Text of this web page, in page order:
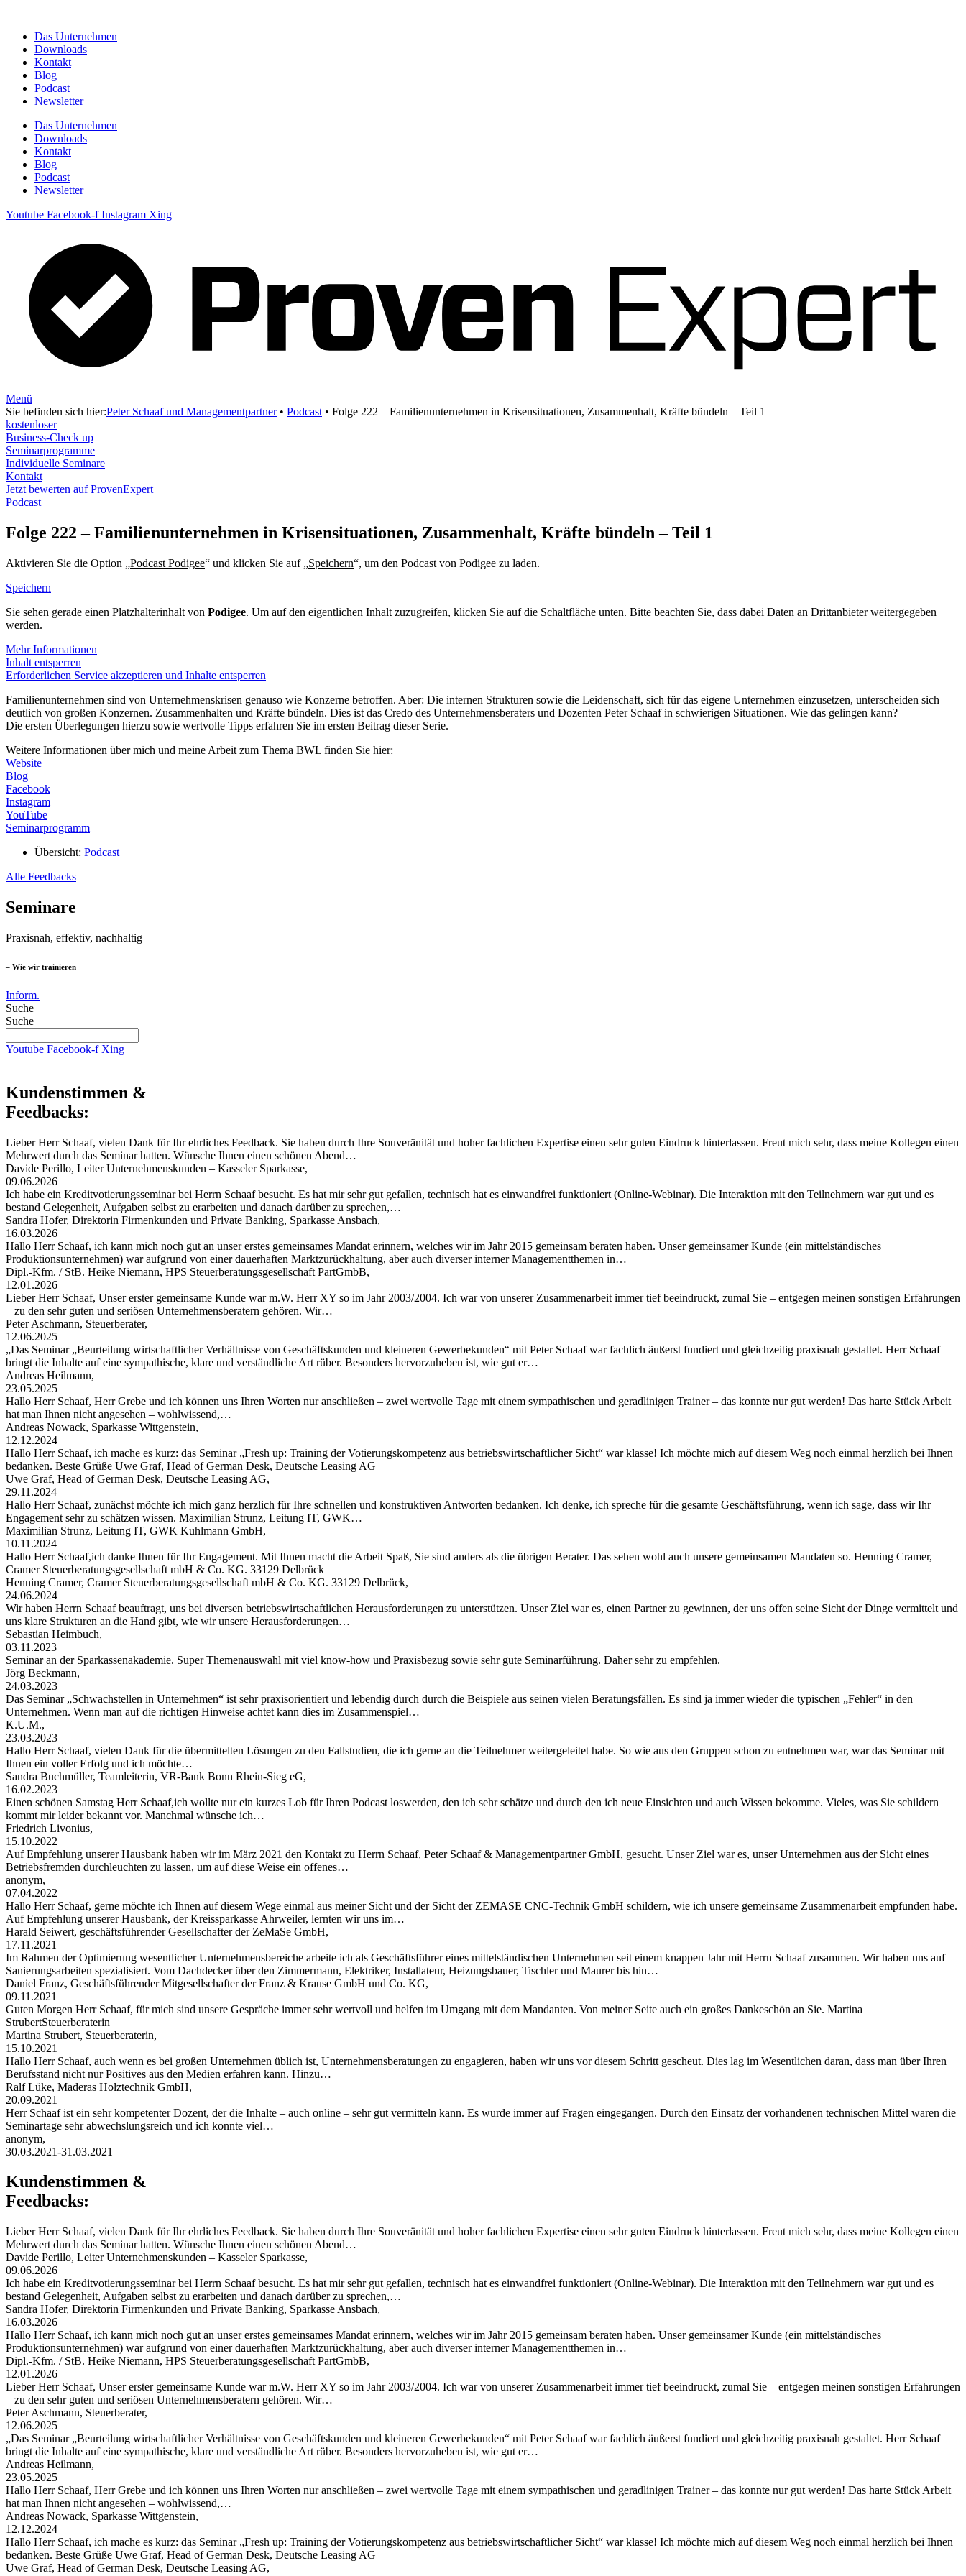
springenDas Unternehmen
Downloads
Kontakt
Blog
Podcast
Newsletter
Das Unternehmen
Downloads
Kontakt
Blog
Podcast
Newsletter
Youtube Facebook-f Instagram Xing
Menü
Sie befinden sich hier:Peter Schaaf und Managementpartner• Podcast • Folge 222 – Familienunternehmen in Krisensituationen, Zusammenhalt, Kräfte bündeln – Teil 1
kostenloser
Business-Check up
Seminarprogramme
Individuelle Seminare
Kontakt
Jetzt bewerten auf ProvenExpert
Podcast
Folge 222 – Familienunternehmen in Krisensituationen, Zusammenhalt, Kräfte bündeln – Teil 1
Aktivieren Sie die Option „Podcast Podigee“ und klicken Sie auf „Speichern“, um den Podcast von Podigee zu laden.
Speichern
Sie sehen gerade einen Platzhalterinhalt von Podigee. Um auf den eigentlichen Inhalt zuzugreifen, klicken Sie auf die Schaltfläche unten. Bitte beachten Sie, dass dabei Daten an Drittanbieter weitergegeben
werden.
Mehr Informationen
Inhalt entsperren
Erforderlichen Service akzeptieren und Inhalte entsperren
Familienunternehmen sind von Unternehmenskrisen genauso wie Konzerne betroffen. Aber: Die internen Strukturen sowie die Leidenschaft, sich für das eigene Unternehmen einzusetzen, unterscheiden sich
deutlich von großen Konzernen. Zusammenhalten und Kräfte bündeln. Dies ist das Credo des Unternehmensberaters und Dozenten Peter Schaaf in schwierigen Situationen. Wie das gelingen kann?
Die ersten Überlegungen hierzu sowie wertvolle Tipps erfahren Sie im ersten Beitrag dieser Serie.
Weitere Informationen über mich und meine Arbeit zum Thema BWL finden Sie hier:
Website
Blog
Facebook
Instagram
YouTube
Seminarprogramm
Übersicht: Podcast
Alle Feedbacks
Seminare
Praxisnah, effektiv, nachhaltig
– Wie wir trainieren
Inform.
Suche
Suche
Youtube Facebook-f Xing
Kundenstimmen &
Feedbacks:
Lieber Herr Schaaf, vielen Dank für Ihr ehrliches Feedback. Sie haben durch Ihre Souveränität und hoher fachlichen Expertise einen sehr guten Eindruck hinterlassen. Freut mich sehr, dass meine Kollegen einen
Mehrwert durch das Seminar hatten. Wünsche Ihnen einen schönen Abend…
Davide Perillo, Leiter Unternehmenskunden – Kasseler Sparkasse,
09.06.2026
Ich habe ein Kreditvotierungsseminar bei Herrn Schaaf besucht. Es hat mir sehr gut gefallen, technisch hat es einwandfrei funktioniert (Online-Webinar). Die Interaktion mit den Teilnehmern war gut und es
bestand Gelegenheit, Aufgaben selbst zu erarbeiten und danach darüber zu sprechen,…
Sandra Hofer, Direktorin Firmenkunden und Private Banking, Sparkasse Ansbach,
16.03.2026
Hallo Herr Schaaf, ich kann mich noch gut an unser erstes gemeinsames Mandat erinnern, welches wir im Jahr 2015 gemeinsam beraten haben. Unser gemeinsamer Kunde (ein mittelständisches
Produktionsunternehmen) war aufgrund von einer dauerhaften Marktzurückhaltung, aber auch diverser interner Managementthemen in…
Dipl.-Kfm. / StB. Heike Niemann, HPS Steuerberatungsgesellschaft PartGmbB,
12.01.2026
Lieber Herr Schaaf, Unser erster gemeinsame Kunde war m.W. Herr XY so im Jahr 2003/2004. Ich war von unserer Zusammenarbeit immer tief beeindruckt, zumal Sie – entgegen meinen sonstigen Erfahrungen
– zu den sehr guten und seriösen Unternehmensberatern gehören. Wir…
Peter Aschmann, Steuerberater,
12.06.2025
„Das Seminar „Beurteilung wirtschaftlicher Verhältnisse von Geschäftskunden und kleineren Gewerbekunden“ mit Peter Schaaf war fachlich äußerst fundiert und gleichzeitig praxisnah gestaltet. Herr Schaaf
bringt die Inhalte auf eine sympathische, klare und verständliche Art rüber. Besonders hervorzuheben ist, wie gut er…
Andreas Heilmann,
23.05.2025
Hallo Herr Schaaf, Herr Grebe und ich können uns Ihren Worten nur anschließen – zwei wertvolle Tage mit einem sympathischen und geradlinigen Trainer – das konnte nur gut werden! Das harte Stück Arbeit
hat man Ihnen nicht angesehen – wohlwissend,…
Andreas Nowack, Sparkasse Wittgenstein,
12.12.2024
Hallo Herr Schaaf, ich mache es kurz: das Seminar „Fresh up: Training der Votierungskompetenz aus betriebswirtschaftlicher Sicht“ war klasse! Ich möchte mich auf diesem Weg noch einmal herzlich bei Ihnen
bedanken. Beste Grüße Uwe Graf, Head of German Desk, Deutsche Leasing AG
Uwe Graf, Head of German Desk, Deutsche Leasing AG,
29.11.2024
Hallo Herr Schaaf, zunächst möchte ich mich ganz herzlich für Ihre schnellen und konstruktiven Antworten bedanken. Ich denke, ich spreche für die gesamte Geschäftsführung, wenn ich sage, dass wir Ihr
Engagement sehr zu schätzen wissen. Maximilian Strunz, Leitung IT, GWK…
Maximilian Strunz, Leitung IT, GWK Kuhlmann GmbH,
10.11.2024
Hallo Herr Schaaf,ich danke Ihnen für Ihr Engagement. Mit Ihnen macht die Arbeit Spaß, Sie sind anders als die übrigen Berater. Das sehen wohl auch unsere gemeinsamen Mandaten so. Henning Cramer,
Cramer Steuerberatungsgesellschaft mbH & Co. KG. 33129 Delbrück
Henning Cramer, Cramer Steuerberatungsgesellschaft mbH & Co. KG. 33129 Delbrück,
24.06.2024
Wir haben Herrn Schaaf beauftragt, uns bei diversen betriebswirtschaftlichen Herausforderungen zu unterstützen. Unser Ziel war es, einen Partner zu gewinnen, der uns offen seine Sicht der Dinge vermittelt und
uns klare Strukturen an die Hand gibt, wie wir unsere Herausforderungen…
Sebastian Heimbuch,
03.11.2023
Seminar an der Sparkassenakademie. Super Themenauswahl mit viel know-how und Praxisbezug sowie sehr gute Seminarführung. Daher sehr zu empfehlen.
Jörg Beckmann,
24.03.2023
Das Seminar „Schwachstellen in Unternehmen“ ist sehr praxisorientiert und lebendig durch durch die Beispiele aus seinen vielen Beratungsfällen. Es sind ja immer wieder die typischen „Fehler“ in den
Unternehmen. Wenn man auf die richtigen Hinweise achtet kann dies im Zusammenspiel…
K.U.M.,
23.03.2023
Hallo Herr Schaaf, vielen Dank für die übermittelten Lösungen zu den Fallstudien, die ich gerne an die Teilnehmer weitergeleitet habe. So wie aus den Gruppen schon zu entnehmen war, war das Seminar mit
Ihnen ein voller Erfolg und ich möchte…
Sandra Buchmüller, Teamleiterin, VR-Bank Bonn Rhein-Sieg eG,
16.02.2023
Einen schönen Samstag Herr Schaaf,ich wollte nur ein kurzes Lob für Ihren Podcast loswerden, den ich sehr schätze und durch den ich neue Einsichten und auch Wissen bekomme. Vieles, was Sie schildern
kommt mir leider bekannt vor. Manchmal wünsche ich…
Friedrich Livonius,
15.10.2022
Auf Empfehlung unserer Hausbank haben wir im März 2021 den Kontakt zu Herrn Schaaf, Peter Schaaf & Managementpartner GmbH, gesucht. Unser Ziel war es, unser Unternehmen aus der Sicht eines
Betriebsfremden durchleuchten zu lassen, um auf diese Weise ein offenes…
anonym,
07.04.2022
Hallo Herr Schaaf, gerne möchte ich Ihnen auf diesem Wege einmal aus meiner Sicht und der Sicht der ZEMASE CNC-Technik GmbH schildern, wie ich unsere gemeinsame Zusammenarbeit empfunden habe.
Auf Empfehlung unserer Hausbank, der Kreissparkasse Ahrweiler, lernten wir uns im…
Harald Seiwert, geschäftsführender Gesellschafter der ZeMaSe GmbH,
17.11.2021
Im Rahmen der Optimierung wesentlicher Unternehmensbereiche arbeite ich als Geschäftsführer eines mittelständischen Unternehmen seit einem knappen Jahr mit Herrn Schaaf zusammen. Wir haben uns auf
Sanierungsarbeiten spezialisiert. Vom Dachdecker über den Zimmermann, Elektriker, Installateur, Heizungsbauer, Tischler und Maurer bis hin…
Daniel Franz, Geschäftsführender Mitgesellschafter der Franz & Krause GmbH und Co. KG,
09.11.2021
Guten Morgen Herr Schaaf, für mich sind unsere Gespräche immer sehr wertvoll und helfen im Umgang mit dem Mandanten. Von meiner Seite auch ein großes Dankeschön an Sie. Martina
StrubertSteuerberaterin
Martina Strubert, Steuerberaterin,
15.10.2021
Hallo Herr Schaaf, auch wenn es bei großen Unternehmen üblich ist, Unternehmensberatungen zu engagieren, haben wir uns vor diesem Schritt gescheut. Dies lag im Wesentlichen daran, dass man über Ihren
Berufsstand nicht nur Positives aus den Medien erfahren kann. Hinzu…
Ralf Lüke, Maderas Holztechnik GmbH,
20.09.2021
Herr Schaaf ist ein sehr kompetenter Dozent, der die Inhalte – auch online – sehr gut vermitteln kann. Es wurde immer auf Fragen eingegangen. Durch den Einsatz der vorhandenen technischen Mittel waren die
Seminartage sehr abwechslungsreich und ich konnte viel…
anonym,
30.03.2021-31.03.2021
Kundenstimmen &
Feedbacks:
Lieber Herr Schaaf, vielen Dank für Ihr ehrliches Feedback. Sie haben durch Ihre Souveränität und hoher fachlichen Expertise einen sehr guten Eindruck hinterlassen. Freut mich sehr, dass meine Kollegen einen
Mehrwert durch das Seminar hatten. Wünsche Ihnen einen schönen Abend…
Davide Perillo, Leiter Unternehmenskunden – Kasseler Sparkasse,
09.06.2026
Ich habe ein Kreditvotierungsseminar bei Herrn Schaaf besucht. Es hat mir sehr gut gefallen, technisch hat es einwandfrei funktioniert (Online-Webinar). Die Interaktion mit den Teilnehmern war gut und es
bestand Gelegenheit, Aufgaben selbst zu erarbeiten und danach darüber zu sprechen,…
Sandra Hofer, Direktorin Firmenkunden und Private Banking, Sparkasse Ansbach,
16.03.2026
Hallo Herr Schaaf, ich kann mich noch gut an unser erstes gemeinsames Mandat erinnern, welches wir im Jahr 2015 gemeinsam beraten haben. Unser gemeinsamer Kunde (ein mittelständisches
Produktionsunternehmen) war aufgrund von einer dauerhaften Marktzurückhaltung, aber auch diverser interner Managementthemen in…
Dipl.-Kfm. / StB. Heike Niemann, HPS Steuerberatungsgesellschaft PartGmbB,
12.01.2026
Lieber Herr Schaaf, Unser erster gemeinsame Kunde war m.W. Herr XY so im Jahr 2003/2004. Ich war von unserer Zusammenarbeit immer tief beeindruckt, zumal Sie – entgegen meinen sonstigen Erfahrungen
– zu den sehr guten und seriösen Unternehmensberatern gehören. Wir…
Peter Aschmann, Steuerberater,
12.06.2025
„Das Seminar „Beurteilung wirtschaftlicher Verhältnisse von Geschäftskunden und kleineren Gewerbekunden“ mit Peter Schaaf war fachlich äußerst fundiert und gleichzeitig praxisnah gestaltet. Herr Schaaf
bringt die Inhalte auf eine sympathische, klare und verständliche Art rüber. Besonders hervorzuheben ist, wie gut er…
Andreas Heilmann,
23.05.2025
Hallo Herr Schaaf, Herr Grebe und ich können uns Ihren Worten nur anschließen – zwei wertvolle Tage mit einem sympathischen und geradlinigen Trainer – das konnte nur gut werden! Das harte Stück Arbeit
hat man Ihnen nicht angesehen – wohlwissend,…
Andreas Nowack, Sparkasse Wittgenstein,
12.12.2024
Hallo Herr Schaaf, ich mache es kurz: das Seminar „Fresh up: Training der Votierungskompetenz aus betriebswirtschaftlicher Sicht“ war klasse! Ich möchte mich auf diesem Weg noch einmal herzlich bei Ihnen
bedanken. Beste Grüße Uwe Graf, Head of German Desk, Deutsche Leasing AG
Uwe Graf, Head of German Desk, Deutsche Leasing AG,